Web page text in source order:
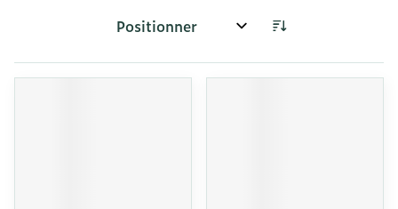
Trier par: